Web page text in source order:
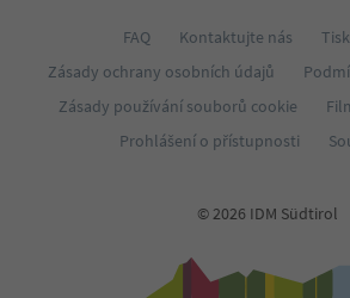
FAQ Kontaktujte nás Tisk
Zásady ochrany osobních údajů
Zásady používání souborů cookie
Prohlášení o přístupnosti
© 2026 IDM Südtirol